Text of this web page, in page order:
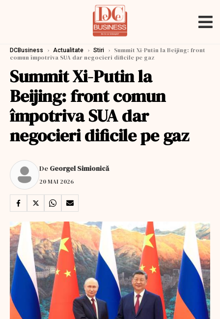
DCBusiness › Actualitate › Stiri › Summit Xi-Putin la Beijing: front
comun împotriva SUA dar negocieri dificile pe gaz
Summit Xi-Putin la
Beijing: front comun
împotriva SUA dar
negocieri dificile pe gaz
De Georgel Simionică
20 MAI 2026